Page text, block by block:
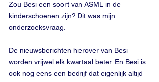
Zou Besi een soort van ASML in de
kinderschoenen zijn? Dit was mijn
onderzoeksvraag.
De nieuwsberichten hierover van Besi
worden vrijwel elk kwartaal beter. En Besi is
ook nog eens een bedrijf dat eigenlijk altijd